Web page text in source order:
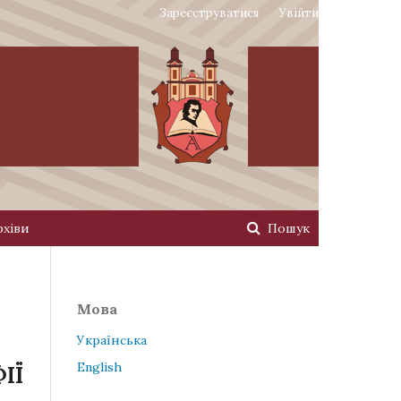
Пошук
Зареєструватися Увійти
Мова
Українська
English